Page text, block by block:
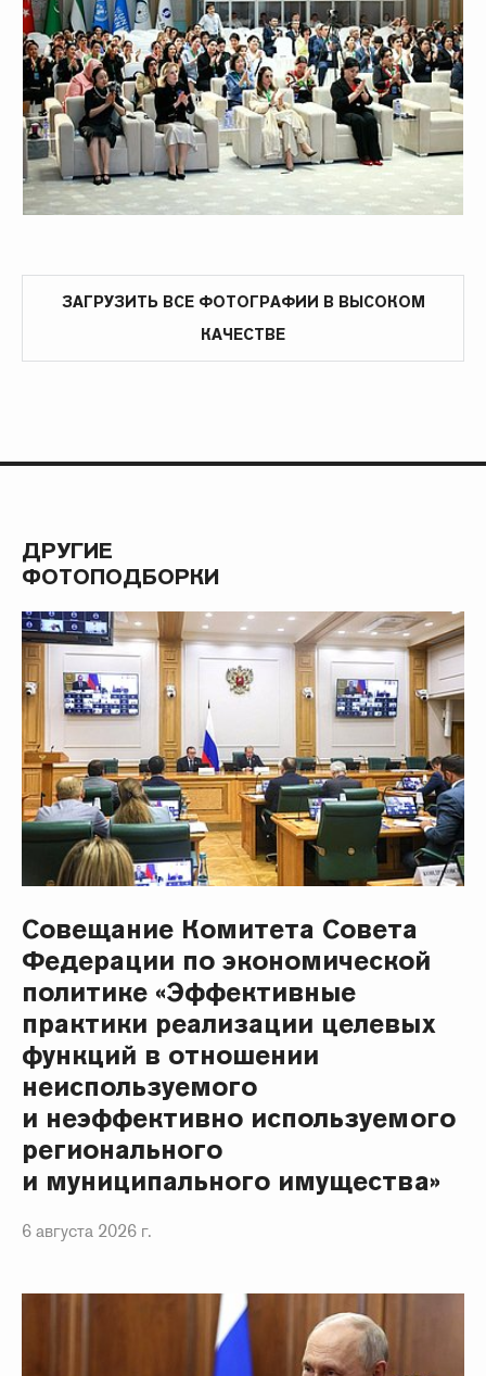
ЗАГРУЗИТЬ ВСЕ ФОТОГРАФИИ В ВЫСОКОМ
КАЧЕСТВЕ
ДРУГИЕ
ФОТОПОДБОРКИ
Совещание Комитета Совета
Федерации по экономической
политике «Эффективные
практики реализации целевых
функций в отношении
неиспользуемого
и неэффективно используемого
регионального
и муниципального имущества»
6 августа 2026 г.